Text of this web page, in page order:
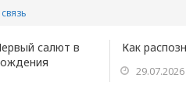
салют в
Как
29.07.2026